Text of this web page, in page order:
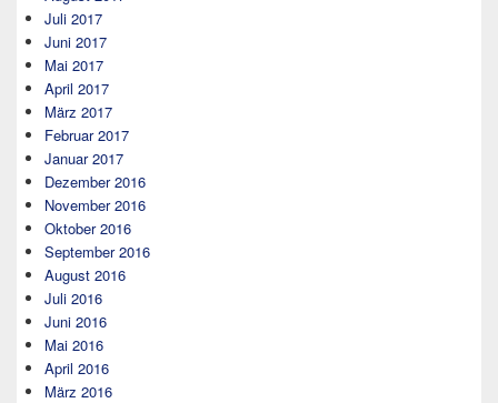
Juli 2017
Juni 2017
Mai 2017
April 2017
März 2017
Februar 2017
Januar 2017
Dezember 2016
November 2016
Oktober 2016
September 2016
August 2016
Juli 2016
Juni 2016
Mai 2016
April 2016
März 2016